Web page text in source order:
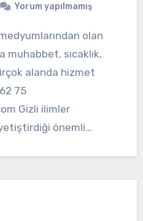
Yorum yapılmamış
muhabbet, sıcaklık,
alanda hizmet
75
Gizli ilimler
önemli…